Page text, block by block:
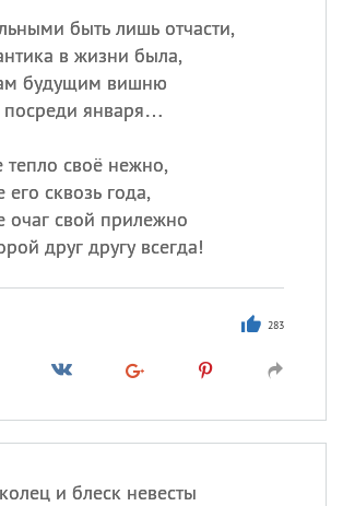
быть лишь отчасти,
в жизни была,
будущим вишню
посреди января…
тепло своё нежно,
его сквозь года,
очаг свой прилежно
друг другу всегда!
283
и блеск невесты